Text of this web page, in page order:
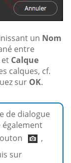
un Nom
entre
et Calque
calques, cf.
sur OK.
de dialogue
également
,
sur